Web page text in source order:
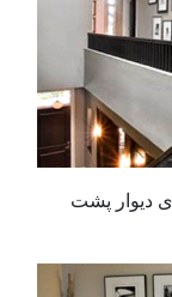
دیوار پشت